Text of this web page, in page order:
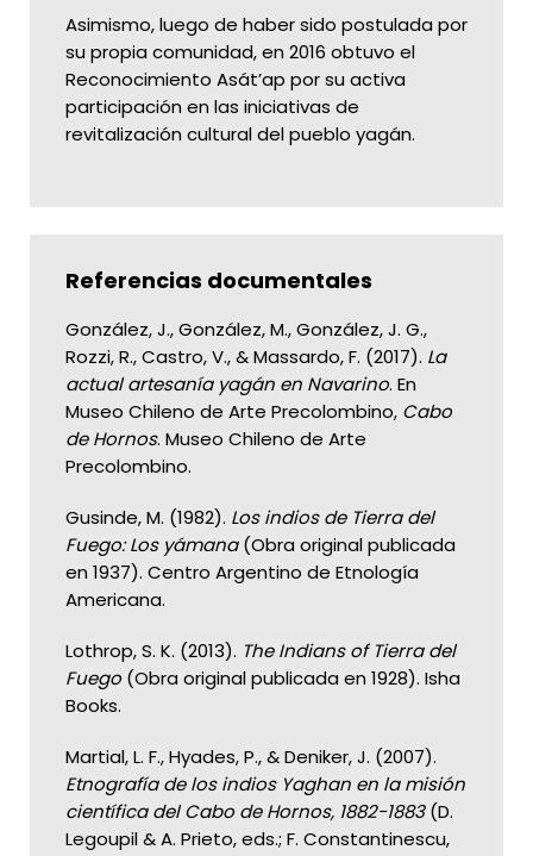
Asimismo, luego de haber sido postulada por
su propia comunidad, en 2016 obtuvo el
Reconocimiento Asát’ap por su activa
participación en las iniciativas de
revitalización cultural del pueblo yagán.
Referencias documentales
González, J., González, M., González, J. G.,
Rozzi, R., Castro, V., & Massardo, F. (2017). La
actual artesanía yagán en Navarino. En
Museo Chileno de Arte Precolombino, Cabo
de Hornos. Museo Chileno de Arte
Precolombino.
Gusinde, M. (1982). Los indios de Tierra del
Fuego: Los yámana(Obra original publicada
en 1937). Centro Argentino de Etnología
Americana.
Lothrop, S. K. (2013). The Indians of Tierra del
Fuego(Obra original publicada en 1928). Isha
Books.
Martial, L. F., Hyades, P., & Deniker, J. (2007).
Etnografía de los indios Yaghan en la misión
científica del Cabo de Hornos, 1882-1883(D.
Legoupil & A. Prieto, eds.; F. Constantinescu,